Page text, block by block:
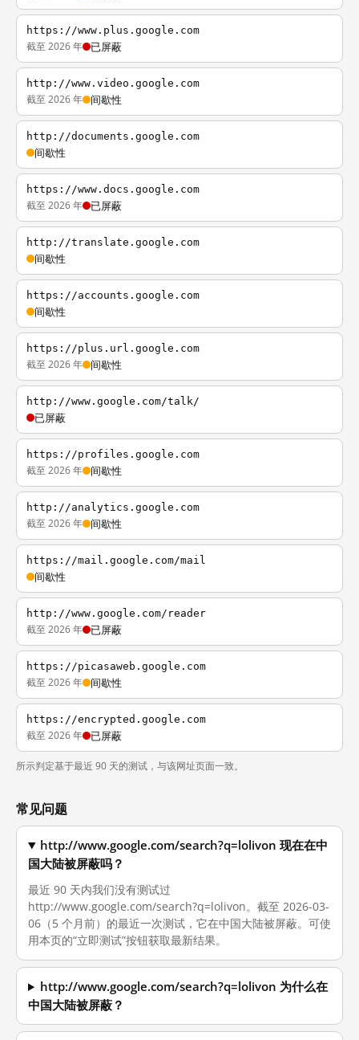
https://www.plus.google.com
截至 2026 年 已屏蔽
http://www.video.google.com
截至 2026 年 间歇性
http://documents.google.com
间歇性
https://www.docs.google.com
截至 2026 年 已屏蔽
http://translate.google.com
间歇性
https://accounts.google.com
间歇性
https://plus.url.google.com
截至 2026 年 间歇性
http://www.google.com/talk/
已屏蔽
https://profiles.google.com
截至 2026 年 间歇性
http://analytics.google.com
截至 2026 年 间歇性
https://mail.google.com/mail
间歇性
http://www.google.com/reader
截至 2026 年 已屏蔽
https://picasaweb.google.com
截至 2026 年 间歇性
https://encrypted.google.com
截至 2026 年 已屏蔽
所示判定基于最近 90 天的测试，与该网址页面一致。
常见问题
http://www.google.com/search?q=lolivon 现在在中
国大陆被屏蔽吗？
最近 90 天内我们没有测试过
http://www.google.com/search?q=lolivon。截至 2026-03-
06（5 个月前）的最近一次测试，它在中国大陆被屏蔽。可使
用本页的“立即测试”按钮获取最新结果。
http://www.google.com/search?q=lolivon 为什么在
中国大陆被屏蔽？